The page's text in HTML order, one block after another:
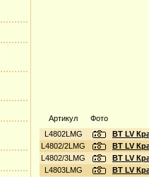
Артикул
Фото
L4802LMG
BT LV
L4802/2LMG
BT LV
L4802/3LMG
BT LV
L4803LMG
BT LV